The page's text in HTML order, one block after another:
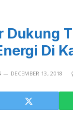
Dukung
Di
DECEMBER 13, 2018